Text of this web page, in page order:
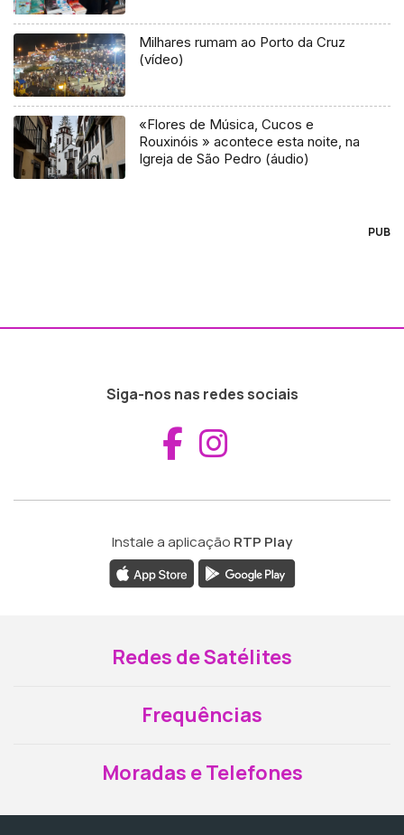
Milhares rumam ao Porto da Cruz
(vídeo)
«Flores de Música, Cucos e
Rouxinóis » acontece esta noite, na
Igreja de São Pedro (áudio)
PUB
Siga-nos nas redes sociais
Aceder ao
Instale a aplicação RTP Play
Redes de Satélites
Frequências
Moradas e Telefones